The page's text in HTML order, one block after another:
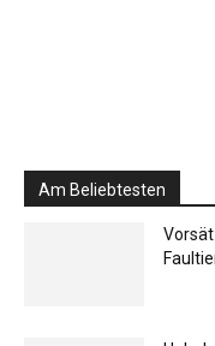
Am Beliebtesten